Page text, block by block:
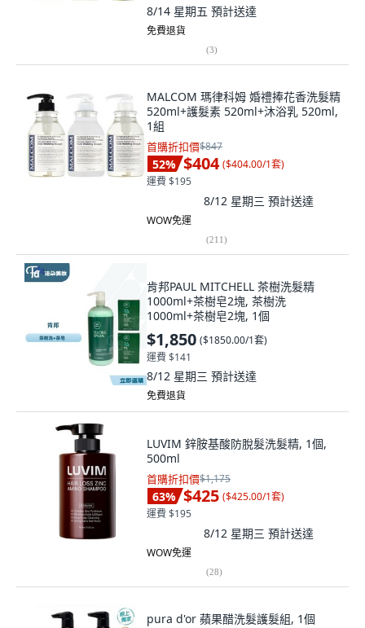
8/14 星期五 預計送達
免費退貨
(3)
MALCOM 瑪律科姆 婚禮捧花香洗髮精
520ml+護髮素 520ml+沐浴乳 520ml,
1組
首購折扣價$847
52% $404 ($404.00/1套)
運費 $195
8/12 星期三 預計送達
WOW免運
(211)
肯邦PAUL MITCHELL 茶樹洗髮精
1000ml+茶樹皂2塊, 茶樹洗
1000ml+茶樹皂2塊, 1個
$1,850 ($1850.00/1套)
運費 $141
8/12 星期三 預計送達
免費退貨
LUVIM 鋅胺基酸防脫髮洗髮精, 1個,
500ml
首購折扣價$1,175
63% $425 ($425.00/1套)
運費 $195
8/12 星期三 預計送達
WOW免運
(28)
pura d'or 蘋果醋洗髮護髮組, 1個